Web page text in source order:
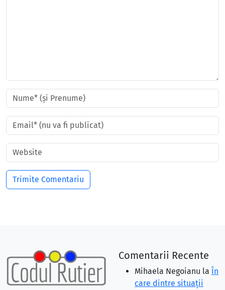
Comentarii Recente
Mihaela Negoianu la În
care dintre situaţii